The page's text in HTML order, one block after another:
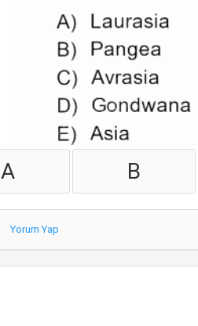
A B
Yorum Yap